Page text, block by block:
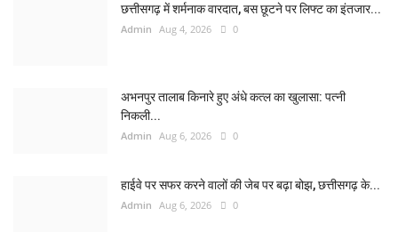
छत्तीसगढ़ में शर्मनाक वारदात, बस छूटने पर लिफ्ट का इंतजार...
Admin Aug 4, 2026 0
अभनपुर तालाब किनारे हुए अंधे कत्ल का खुलासा: पत्नी
निकली...
Admin Aug 6, 2026 0
हाईवे पर सफर करने वालों की जेब पर बढ़ा बोझ, छत्तीसगढ़ के...
Admin Aug 6, 2026 0